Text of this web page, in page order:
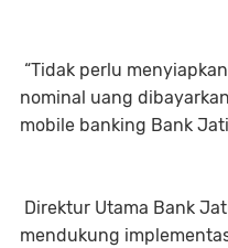
“Tidak perlu
nominal uang
mobile banking Bank
Direktur Utama Bank
mendukung